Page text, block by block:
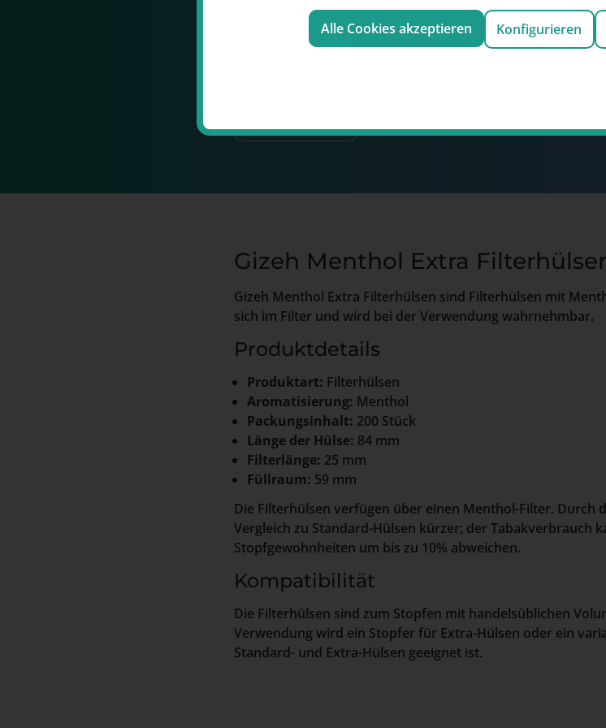
genießen
Jetzt kostenlos zumNewsletter anmelden und
Gizeh Menthol Extra
Gizeh Menthol Extra Filterhülsen sind Filterhülsen mit
sich im Filter und wird bei der Verwendung wahrnehmbar.
Produktdetails
Produktart: Filterhülsen
Aromatisierung: Menthol
Packungsinhalt: 200 Stück
Länge der Hülse: 84 mm
Filterlänge: 25 mm
Füllraum: 59 mm
Die Filterhülsen verfügen über einen Menthol-Filter. Durch
Vergleich zu Standard-Hülsen kürzer; der Tabakverbrauch
Stopfgewohnheiten um bis zu 10% abweichen.
Kompatibilität
Die Filterhülsen sind zum Stopfen mit handelsüblichen
Verwendung wird ein Stopfer für Extra-Hülsen oder ein
Standard- und Extra-Hülsen geeignet ist.
Alle Cookies akzeptieren Konfigurieren